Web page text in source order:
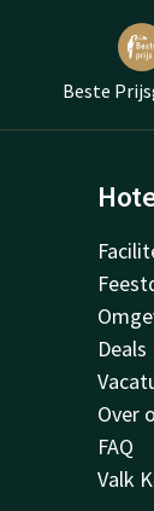
Beste
Deals
Over
FAQ
Valk